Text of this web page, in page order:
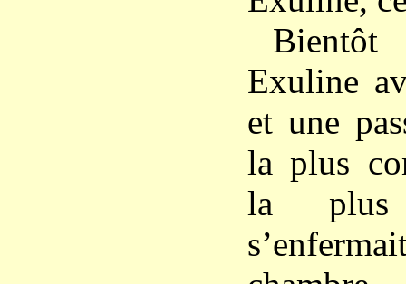
Bientôt
Exuline
et une
la plus
la